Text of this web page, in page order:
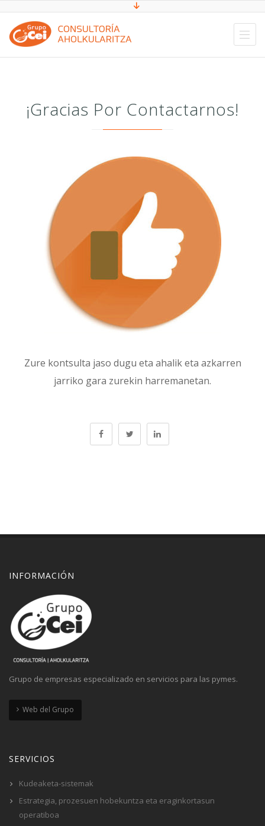
¡Gracias Por Contactarnos!
Zure kontsulta jaso dugu eta ahalik eta azkarren
jarriko gara zurekin harremanetan.
INFORMACIÓN
Grupo de empresas especializado en servicios para las pymes.
Web del Grupo
SERVICIOS
Kudeaketa-sistemak
Estrategia, prozesuen hobekuntza eta eraginkortasun
operatiboa